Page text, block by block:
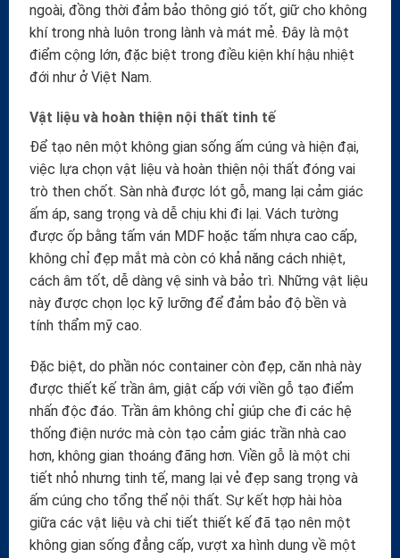
ngoài, đồng thời đảm bảo thông gió tốt, giữ cho không
khí trong nhà luôn trong lành và mát mẻ. Đây là một
điểm cộng lớn, đặc biệt trong điều kiện khí hậu nhiệt
đới như ở Việt Nam.
Vật liệu và hoàn thiện nội thất tinh tế
Để tạo nên một không gian sống ấm cúng và hiện đại,
việc lựa chọn vật liệu và hoàn thiện nội thất đóng vai
trò then chốt. Sàn nhà được lót gỗ, mang lại cảm giác
ấm áp, sang trọng và dễ chịu khi đi lại. Vách tường
được ốp bằng tấm ván MDF hoặc tấm nhựa cao cấp,
không chỉ đẹp mắt mà còn có khả năng cách nhiệt,
cách âm tốt, dễ dàng vệ sinh và bảo trì. Những vật liệu
này được chọn lọc kỹ lưỡng để đảm bảo độ bền và
tính thẩm mỹ cao.
Đặc biệt, do phần nóc container còn đẹp, căn nhà này
được thiết kế trần âm, giật cấp với viền gỗ tạo điểm
nhấn độc đáo. Trần âm không chỉ giúp che đi các hệ
thống điện nước mà còn tạo cảm giác trần nhà cao
hơn, không gian thoáng đãng hơn. Viền gỗ là một chi
tiết nhỏ nhưng tinh tế, mang lại vẻ đẹp sang trọng và
ấm cúng cho tổng thể nội thất. Sự kết hợp hài hòa
giữa các vật liệu và chi tiết thiết kế đã tạo nên một
không gian sống đẳng cấp, vượt xa hình dung về một